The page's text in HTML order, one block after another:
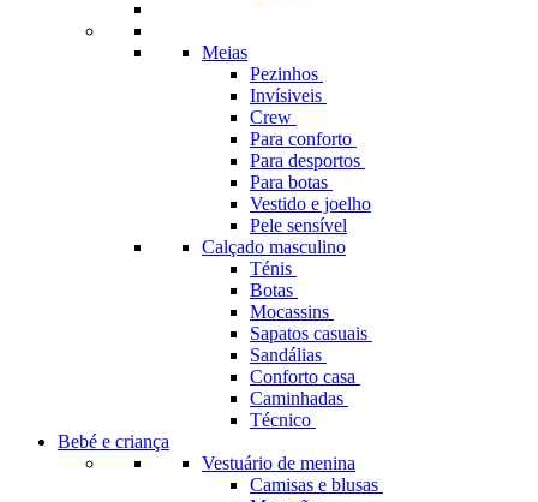
Meias
Pezinhos
Invísiveis
Crew
Para conforto
Para desportos
Para botas
Vestido e joelho
Pele sensível
Calçado masculino
Ténis
Botas
Mocassins
Sapatos casuais
Sandálias
Conforto casa
Caminhadas
Técnico
Bebé e criança
Vestuário de menina
Camisas e blusas